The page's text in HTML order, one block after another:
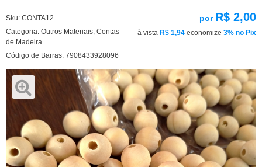
Sku: CONTA12
Categoria: Outros Materiais Contas
de Madeira
Código de Barras: 7908433928096
por R$ 2,00
à vista R$ 1,94 economize 3% no Pix